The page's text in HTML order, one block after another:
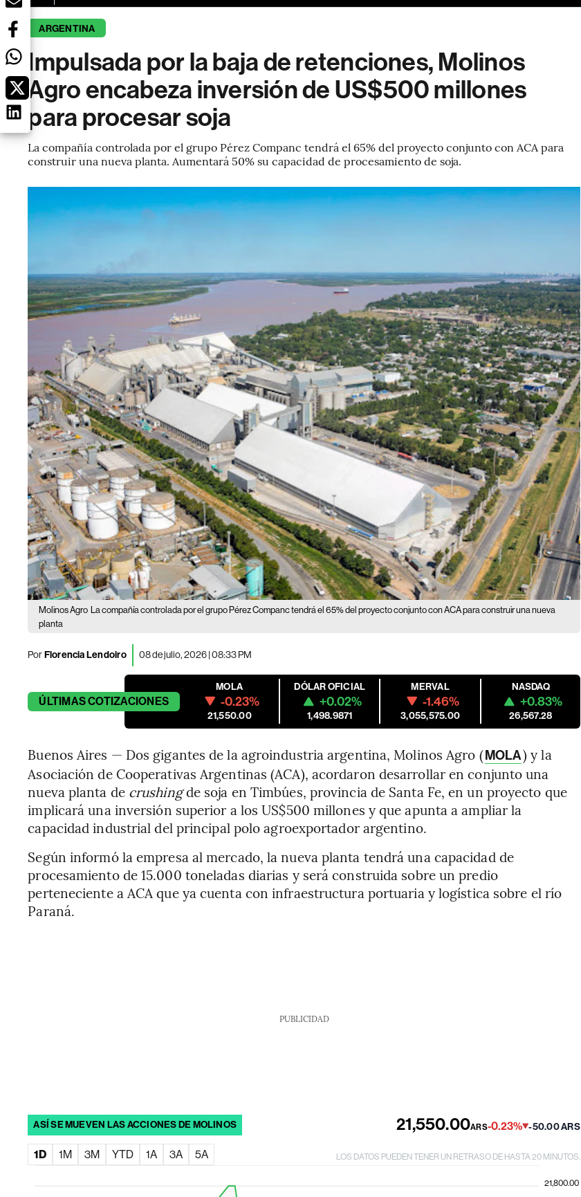
ARGENTINA
Impulsada por la baja de retenciones, Molinos
Agro encabeza inversión de US$500 millones
para procesar soja
La compañía controlada por el grupo Pérez Companc tendrá el 65% del proyecto conjunto con ACA para
construir una nueva planta. Aumentará 50% su capacidad de procesamiento de soja.
Molinos Agro
La compañía controlada por el grupo Pérez Companc tendrá el 65% del proyecto conjunto con ACA para construir una nueva
planta
PorFlorencia Lendoiro 08 de julio, 2026 | 08:33 PM
ÚLTIMASCOTIZACIONES
MOLA
-0.23%
21,550.00
DÓLAR OFICIAL
+0.02%
1,498.9871
MERVAL
-1.46%
3,055,575.00
NASDAQ
+0.83%
26,567.28
Buenos Aires — Dos gigantes de la agroindustria argentina, Molinos Agro (MOLA) y la
Asociación de Cooperativas Argentinas (ACA), acordaron desarrollar en conjunto una
nueva planta de crushingde soja en Timbúes, provincia de Santa Fe, en un proyecto que
implicará una inversión superior a los US$500 millones y que apunta a ampliar la
capacidad industrial del principal polo agroexportador argentino.
Según informó la empresa al mercado, la nueva planta tendrá una capacidad de
procesamiento de 15.000 toneladas diarias y será construida sobre un predio
perteneciente a ACA que ya cuenta con infraestructura portuaria y logística sobre el río
Paraná.
PUBLICIDAD
ASÍ SE MUEVEN LAS ACCIONES DE MOLINOS 21,550.00ARS-0.23% -50.00 ARS
1D 1M 3M YTD 1A 3A 5A LOS DATOS PUEDEN TENER UN RETRASO DE HASTA 20 MINUTOS.
21,800.00